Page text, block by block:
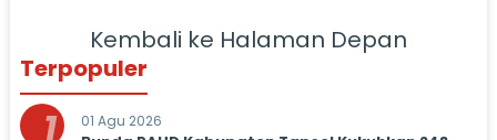
Kembali ke Halaman Depan
Terpopuler
01 Agu 2026